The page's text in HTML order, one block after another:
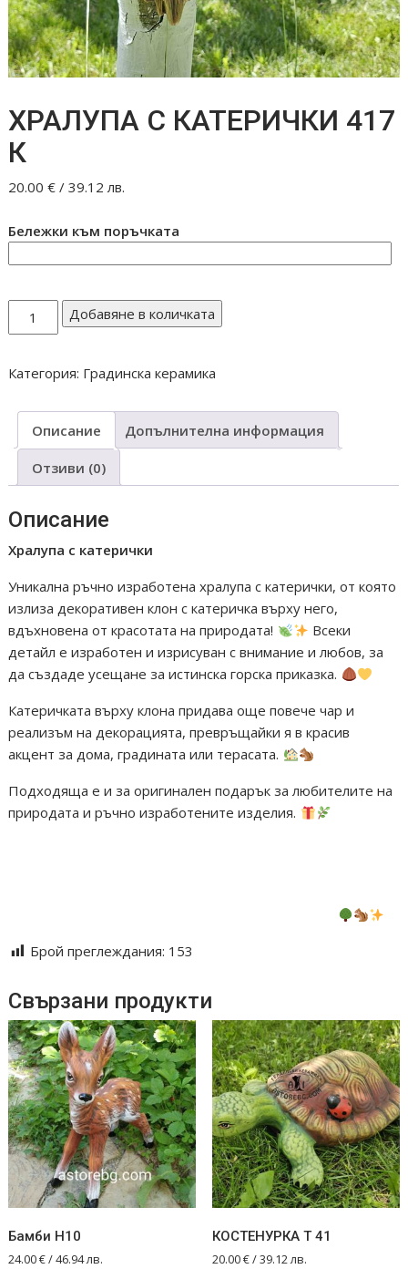
ХРАЛУПА С КАТЕРИЧКИ 417
К
20.00€ / 39.12 лв.
Бележки към поръчката
количество
за
С
Добавяне в количката
Категория: Градинска керамика
Описание Допълнителна информация
Отзиви (0)
Описание
Хралупа с катерички
Уникална ръчно изработена хралупа с катерички, от която
излиза декоративен клон с катеричка върху него,
вдъхновена от красотата на природата!
Всеки
детайл е изработен и изрисуван с внимание и любов, за
да създаде усещане за истинска горска приказка.
Катеричката върху клона придава още повече чар и
реализъм на декорацията, превръщайки я в красив
акцент за дома, градината или терасата.
Подходяща е и за оригинален подарък за любителите на
природата и ръчно изработените изделия.
Брой преглеждания: 153
Свързани продукти
Бамби Н10
24.00€/ 46.94 лв.
КОСТЕНУРКА Т 41
20.00€/ 39.12 лв.